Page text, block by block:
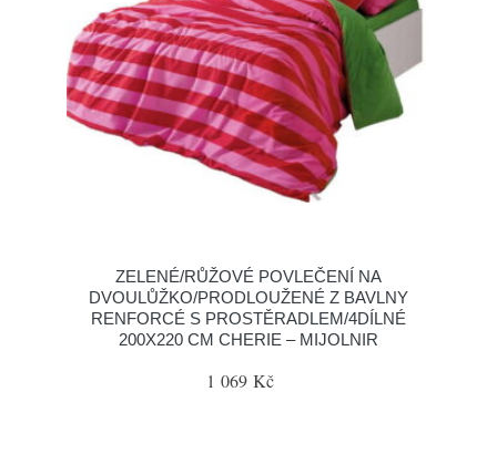
ZELENÉ/RŮŽOVÉ POVLEČENÍ NA
DVOULŮŽKO/PRODLOUŽENÉ Z BAVLNY
RENFORCÉ S PROSTĚRADLEM/4DÍLNÉ
200X220 CM CHERIE – MIJOLNIR
1 069 Kč